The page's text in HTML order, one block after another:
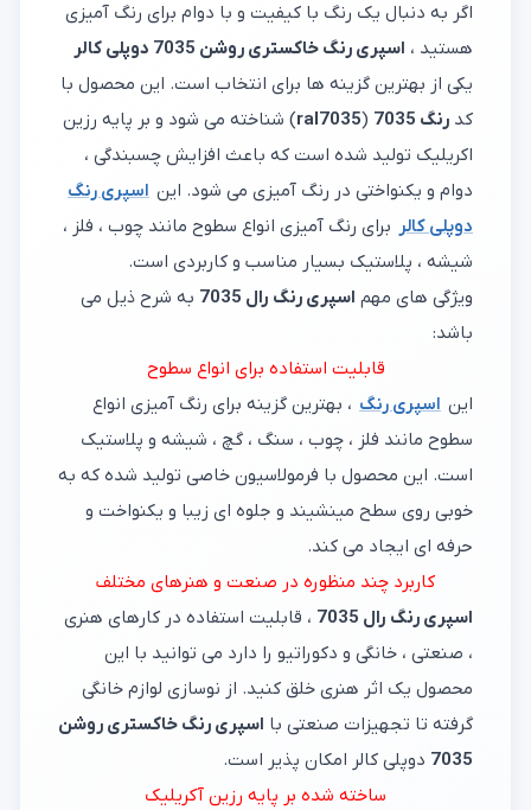
اگر به دنبال یک رنگ با کیفیت و با دوام برای رنگ آمیزی
هستید ، اسپری رنگ خاکستری روشن 7035 دوپلی کالر
یکی از بهترین گزینه ها برای انتخاب است. این محصول با
کد رنگ 7035 (
ral7035) شناخته می شود و بر پایه رزین
اکریلیک تولید شده است که باعث افزایش چسبندگی ،
دوام و یکنواختی در رنگ آمیزی می شود. این اسپری رنگ
دوپلی کالر برای رنگ آمیزی انواع سطوح مانند چوب ، فلز ،
شیشه ، پلاستیک بسیار مناسب و کاربردی است.
ویژگی های مهم اسپری رنگ رال 7035
به شرح ذیل می
باشد:
قابلیت استفاده برای انواع سطوح
این اسپری رنگ ، بهترین گزینه برای رنگ آمیزی انواع
سطوح مانند فلز ، چوب ، سنگ ، گچ ، شیشه و پلاستیک
است. این محصول با فرمولاسیون خاصی تولید شده که به
خوبی روی سطح مینشیند و جلوه ای زیبا و یکنواخت و
حرفه ای ایجاد می کند.
کاربرد چند منظوره در صنعت و هنرهای مختلف
اسپری رنگ رال 7035
، قابلیت استفاده در کارهای هنری
، صنعتی ، خانگی و دکوراتیو را دارد می توانید با این
محصول یک اثر هنری خلق کنید. از نوسازی لوازم خانگی
گرفته تا تجهیزات صنعتی با اسپری رنگ خاکستری روشن
7035 دوپلی کالر امکان پذیر است.
ساخته شده بر پایه رزین آکریلیک